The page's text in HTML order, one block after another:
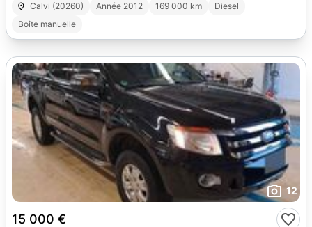
Calvi (20260) Année 2012 169 000 km
Diesel
Boîte manuelle
12
15 000 €